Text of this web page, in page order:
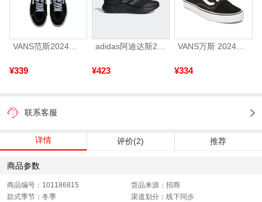
VANS范斯2024中性SK8-HiCL帆布鞋/硫化鞋VN000D5IB8C
¥339 ¥423 ¥334
联系客服
详情 评价(2) 推荐
商品参数
商品编号：101186815
货品来源：招商
款式季节：冬季
渠道划分：线下同步